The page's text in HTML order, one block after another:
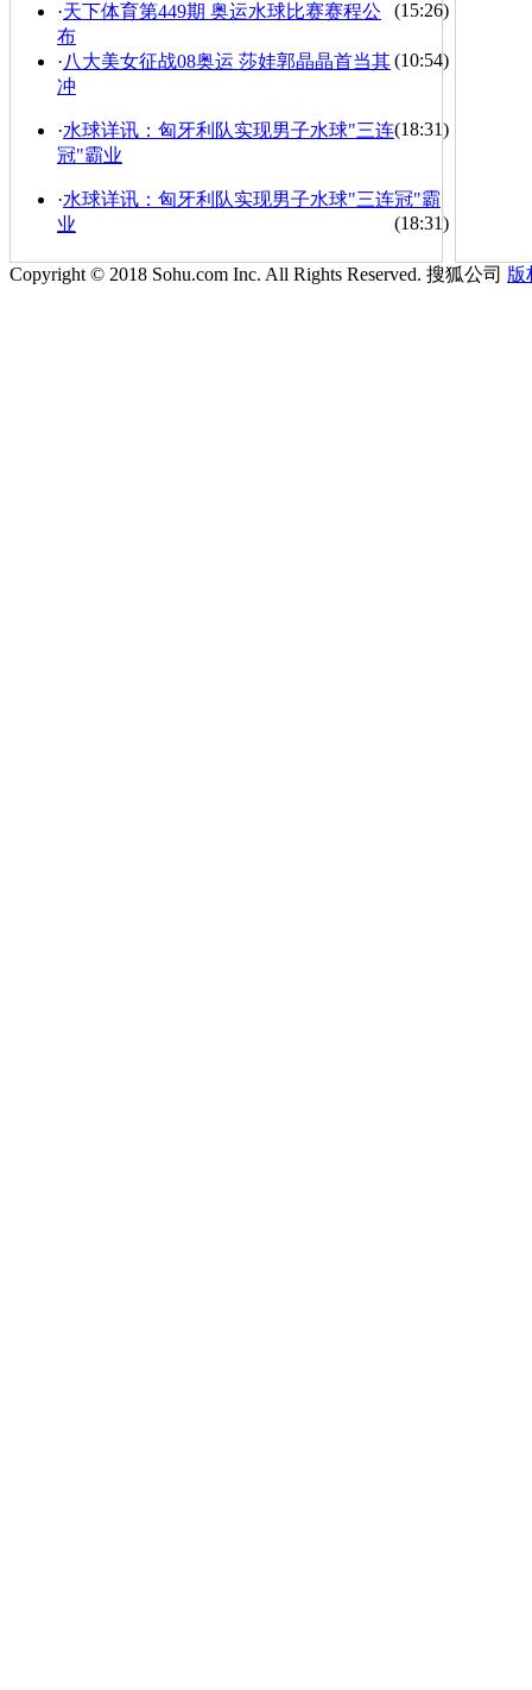
(15:26)
·天下体育第449期 奥运水球比赛赛程公
布
(10:54)
·八大美女征战08奥运 莎娃郭晶晶首当其
冲
(18:31)
·水球详讯：匈牙利队实现男子水球"三连
冠"霸业
·水球详讯：匈牙利队实现男子水球"三连冠"霸
业
(18:31)
Copyright © 2018 Sohu.com Inc. All Rights Reserved. 搜狐公司 版